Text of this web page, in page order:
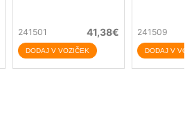
241501 41,38€ 241509